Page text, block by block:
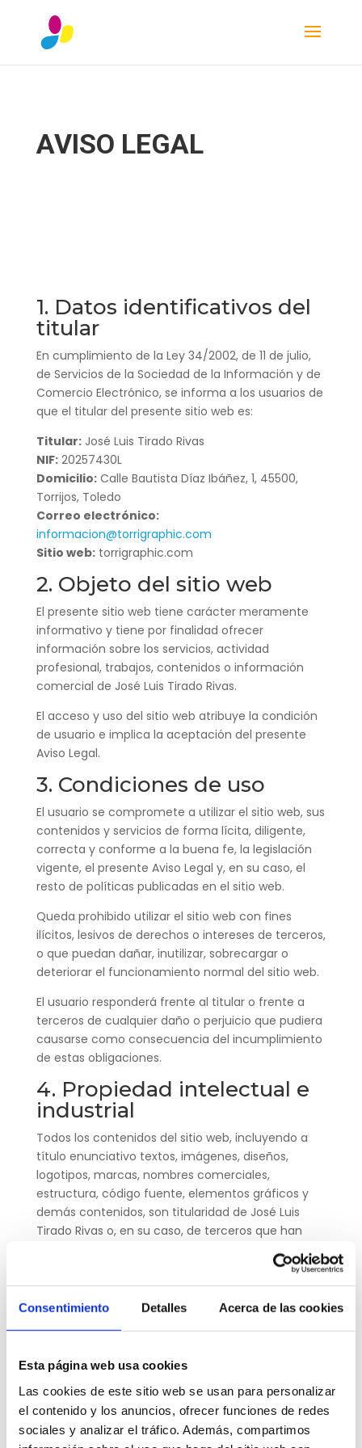
Consentimiento Detalles Acerca de las cookies
Esta página web usa cookies
Las cookies de este sitio web se usan para personalizar
el contenido y los anuncios, ofrecer funciones de redes
sociales y analizar el tráfico. Además, compartimos
AVISO LEGAL
1. Datos identificativos del
titular
En cumplimiento de la Ley 34/2002, de 11 de julio,
de Servicios de la Sociedad de la Información y de
Comercio Electrónico, se informa a los usuarios de
que el titular del presente sitio web es:
Titular:José Luis Tirado Rivas
NIF:20257430L
Domicilio:Calle Bautista Díaz Ibáñez, 1, 45500,
Torrijos, Toledo
Correo electrónico:
informacion@torrigraphic.com
Sitio web:torrigraphic.com
2. Objeto del sitio web
El presente sitio web tiene carácter meramente
informativo y tiene por finalidad ofrecer
información sobre los servicios, actividad
profesional, trabajos, contenidos o información
comercial de José Luis Tirado Rivas.
El acceso y uso del sitio web atribuye la condición
de usuario e implica la aceptación del presente
Aviso Legal.
3. Condiciones de uso
El usuario se compromete a utilizar el sitio web, sus
contenidos y servicios de forma lícita, diligente,
correcta y conforme a la buena fe, la legislación
vigente, el presente Aviso Legal y, en su caso, el
resto de políticas publicadas en el sitio web.
Queda prohibido utilizar el sitio web con fines
ilícitos, lesivos de derechos o intereses de terceros,
o que puedan dañar, inutilizar, sobrecargar o
deteriorar el funcionamiento normal del sitio web.
El usuario responderá frente al titular o frente a
terceros de cualquier daño o perjuicio que pudiera
causarse como consecuencia del incumplimiento
de estas obligaciones.
4. Propiedad intelectual e
industrial
Todos los contenidos del sitio web, incluyendo a
título enunciativo textos, imágenes, diseños,
logotipos, marcas, nombres comerciales,
estructura, código fuente, elementos gráficos y
demás contenidos, son titularidad de José Luis
Tirado Rivas o, en su caso, de terceros que han
otra forma de explotación de dichos contenidos
sin autorización previa y expresa del titular
permitidos.
5. Responsabilidad
José Luis Tirado Rivas realiza sus mejores esfuerzos